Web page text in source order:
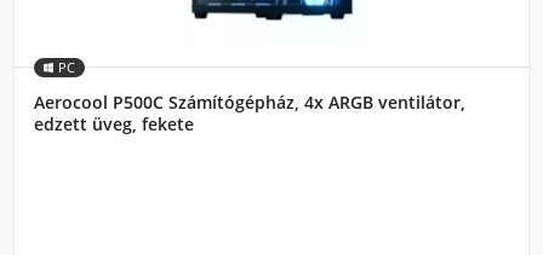
PC
Aerocool P500C Számítógépház, 4x ARGB ventilátor,
edzett üveg, fekete